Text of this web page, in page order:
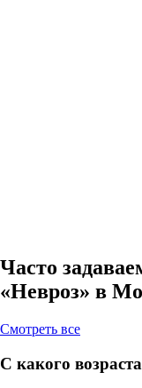
Часто
«Невроз» в
Cмотреть все
С какого